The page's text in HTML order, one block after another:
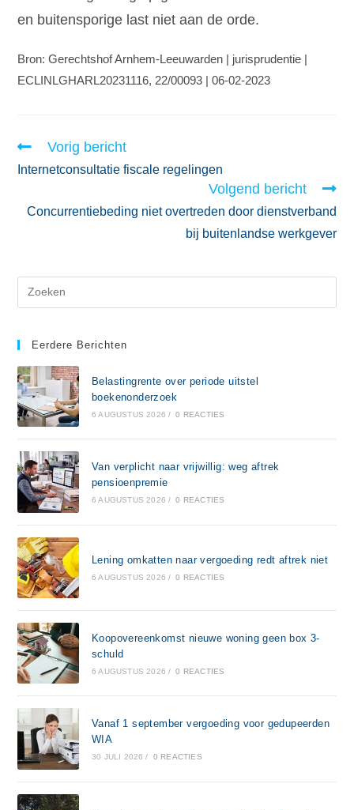
en buitensporige last niet aan de orde.
Bron: Gerechtshof Arnhem-Leeuwarden | jurisprudentie |
ECLINLGHARL20231116, 22/00093 | 06-02-2023
Vorig bericht
Internetconsultatie fiscale regelingen
Volgend bericht
Concurrentiebeding niet overtreden door dienstverband
bij buitenlandse werkgever
Eerdere Berichten
Belastingrente over periode uitstel
boekenonderzoek
6 AUGUSTUS 2026 / 0 REACTIES
Van verplicht naar vrijwillig: weg aftrek
pensioenpremie
6 AUGUSTUS 2026 / 0 REACTIES
Lening omkatten naar vergoeding redt aftrek niet
6 AUGUSTUS 2026 / 0 REACTIES
Koopovereenkomst nieuwe woning geen box 3-
schuld
6 AUGUSTUS 2026 / 0 REACTIES
Vanaf 1 september vergoeding voor gedupeerden
WIA
30 JULI 2026 / 0 REACTIES